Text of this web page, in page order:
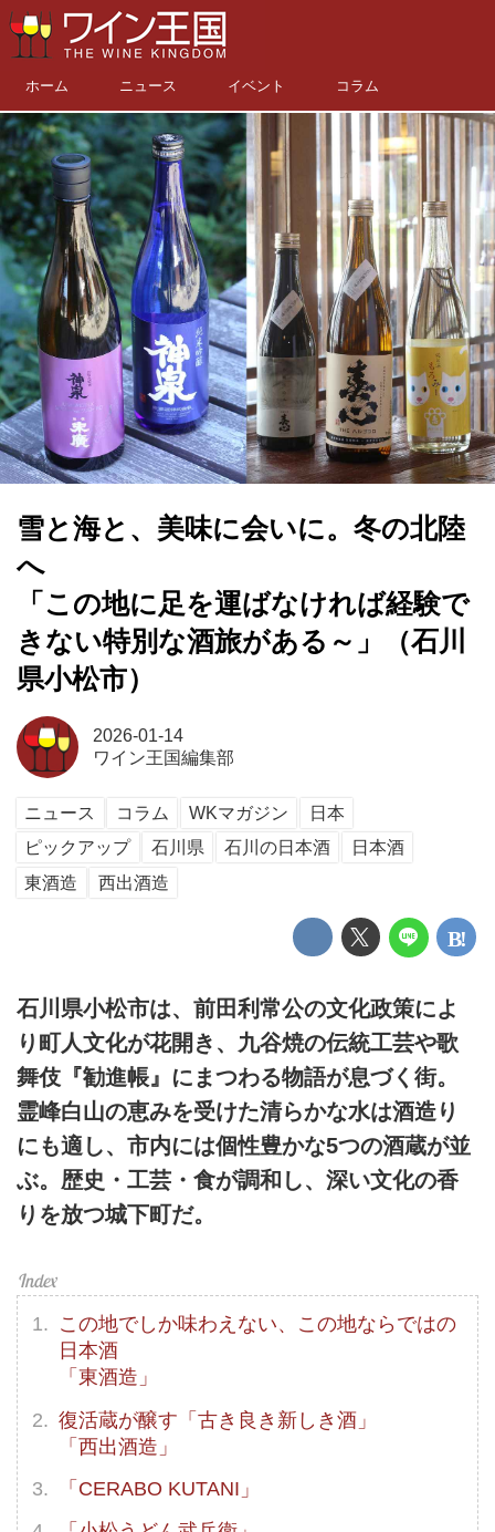
ホーム ニュース イベント コラム
雪と海と、美味に会いに。冬の北陸
へ
「この地に足を運ばなければ経験で
きない特別な酒旅がある～」（石川
県小松市）
2026-01-14
ワイン王国編集部
ニュース コラム WKマガジン
日本
ピックアップ
石川県 石川の日本酒
日本酒
東酒造
西出酒造
石川県小松市は、前田利常公の文化政策によ
り町人文化が花開き、九谷焼の伝統工芸や歌
舞伎『勧進帳』にまつわる物語が息づく街。
霊峰白山の恵みを受けた清らかな水は酒造り
にも適し、市内には個性豊かな5つの酒蔵が並
ぶ。歴史・工芸・食が調和し、深い文化の香
りを放つ城下町だ。
この地でしか味わえない、この地ならではの
日本酒
「東酒造」
復活蔵が醸す「古き良き新しき酒」
「西出酒造」
「CERABO KUTANI」